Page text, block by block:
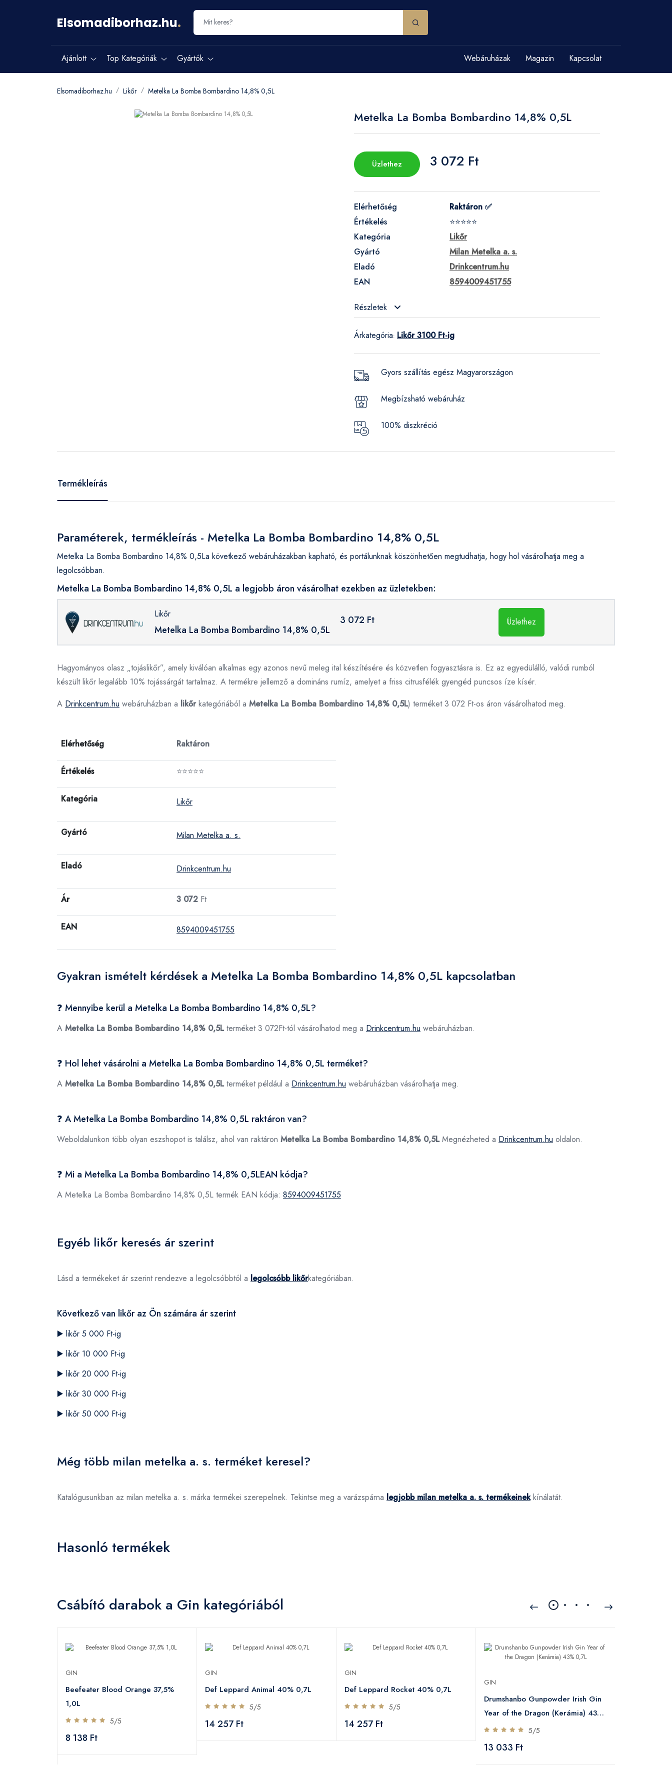
Elsomadiborhaz.hu.
Ajánlott Top Kategóriák Gyártók Webáruházak Magazin Kapcsolat
Elsomadiborhaz.hu Likőr Metelka La Bomba Bombardino 14,8% 0,5L
Metelka La Bomba Bombardino 14,8% 0,5L
Üzlethez 3 072 Ft
Elérhetőség
Raktáron ✅
Értékelés
⭐⭐⭐⭐⭐
Kategória
Likőr
Gyártó
Milan Metelka a. s.
Eladó
Drinkcentrum.hu
EAN
8594009451755
Részletek
Árkategória: Likőr 3100 Ft-ig
Gyors szállítás egész Magyarországon
Megbízsható webáruház
100% diszkréció
Termékleírás
Paraméterek, termékleírás - Metelka La Bomba Bombardino 14,8% 0,5L
Metelka La Bomba Bombardino 14,8% 0,5La következő webáruházakban kapható, és portálunknak köszönhetően megtudhatja, hogy hol vásárolhatja meg a
legolcsóbban.
Metelka La Bomba Bombardino 14,8% 0,5L a legjobb áron vásárolhat ezekben az üzletekben:
Likőr
Metelka La Bomba Bombardino 14,8% 0,5L
3 072 Ft Üzlethez
Hagyományos olasz „tojáslikőr”, amely kiválóan alkalmas egy azonos nevű meleg ital készítésére és közvetlen fogyasztásra is. Ez az egyedülálló, valódi rumból
készült likőr legalább 10% tojássárgát tartalmaz. A termékre jellemző a domináns rumíz, amelyet a friss citrusfélék gyengéd puncsos íze kísér.
A Drinkcentrum.hu webáruházban a likőrkategóriából a Metelka La Bomba Bombardino 14,8% 0,5L) terméket 3 072 Ft-os áron vásárolhatod meg.
Elérhetőség Raktáron
Értékelés ⭐⭐⭐⭐⭐
Kategória Likőr
Gyártó Milan Metelka a. s.
Eladó Drinkcentrum.hu
Ár 3 072 Ft
EAN 8594009451755
Gyakran ismételt kérdések a Metelka La Bomba Bombardino 14,8% 0,5L kapcsolatban
❓ Mennyibe kerül a Metelka La Bomba Bombardino 14,8% 0,5L?
A Metelka La Bomba Bombardino 14,8% 0,5Lterméket 3 072Ft-tól vásárolhatod meg a Drinkcentrum.hu webáruházban.
❓ Hol lehet vásárolni a Metelka La Bomba Bombardino 14,8% 0,5L terméket?
A Metelka La Bomba Bombardino 14,8% 0,5Lterméket például a Drinkcentrum.hu webáruházban vásárolhatja meg.
❓ A Metelka La Bomba Bombardino 14,8% 0,5L raktáron van?
Weboldalunkon több olyan eszshopot is találsz, ahol van raktáron Metelka La Bomba Bombardino 14,8% 0,5LMegnézheted a Drinkcentrum.hu oldalon.
❓ Mi a Metelka La Bomba Bombardino 14,8% 0,5LEAN kódja?
A Metelka La Bomba Bombardino 14,8% 0,5L termék EAN kódja: 8594009451755
Egyéb likőr keresés ár szerint
Lásd a termékeket ár szerint rendezve a legolcsóbbtól a legolcsóbb likőrkategóriában.
Következő van likőr az Ön számára ár szerint
▶️ likőr 5 000 Ft-ig
▶️ likőr 10 000 Ft-ig
▶️ likőr 20 000 Ft-ig
▶️ likőr 30 000 Ft-ig
▶️ likőr 50 000 Ft-ig
Még több milan metelka a. s. terméket keresel?
Katalógusunkban az milan metelka a. s. márka termékei szerepelnek. Tekintse meg a varázspárna legjobb milan metelka a. s. termékeinekkínálatát.
Hasonló termékek
Csábító darabok a Gin kategóriából
GIN
Beefeater Blood Orange 37,5%
1,0L
5/5
8 138 Ft
GIN
Def Leppard Animal 40% 0,7L
5/5
14 257 Ft
GIN
Def Leppard Rocket 40% 0,7L
5/5
14 257 Ft
GIN
Drumshanbo Gunpowder Irish Gin
Year of the Dragon (Kerámia) 43%
0,7L
5/5
13 033 Ft